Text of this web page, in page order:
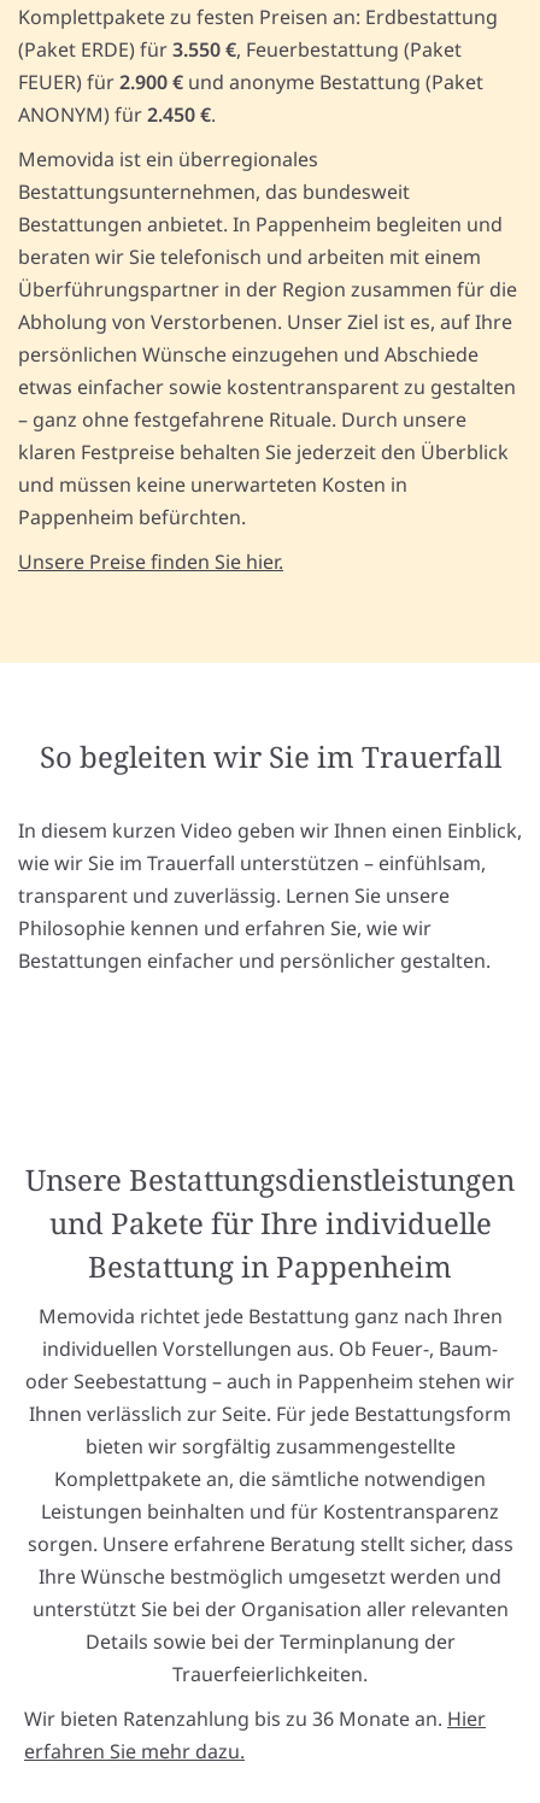
Komplettpakete zu festen Preisen an: Erdbestattung
(Paket ERDE) für3.550 €, Feuerbestattung (Paket
FEUER) für2.900 € und anonyme Bestattung (Paket
ANONYM) für2.450 €.
Memovida ist ein überregionales
Bestattungsunternehmen, das bundesweit
Bestattungen anbietet. In Pappenheim begleiten und
beraten wir Sie telefonisch und arbeiten mit einem
Überführungspartner in der Region zusammen für die
Abholung von Verstorbenen. Unser Ziel ist es, auf Ihre
persönlichen Wünsche einzugehen und Abschiede
etwas einfacher sowie kostentransparent zu gestalten
– ganz ohne festgefahrene Rituale. Durch unsere
klaren Festpreise behalten Sie jederzeit den Überblick
und müssen keine unerwarteten Kosten in
Pappenheim befürchten.
Unsere Preise finden Sie hier.
So begleiten wir Sie im Trauerfall
In diesem kurzen Video geben wir Ihnen einen Einblick,
wie wir Sie im Trauerfall unterstützen – einfühlsam,
transparent und zuverlässig. Lernen Sie unsere
Philosophie kennen und erfahren Sie, wie wir
Bestattungen einfacher und persönlicher gestalten.
Unsere Bestattungsdienstleistungen
und Pakete für Ihre individuelle
Bestattung in Pappenheim
Memovida richtet jede Bestattung ganz nach Ihren
individuellen Vorstellungen aus. Ob Feuer-, Baum-
oder Seebestattung – auch in Pappenheim stehen wir
Ihnen verlässlich zur Seite. Für jede Bestattungsform
bieten wir sorgfältig zusammengestellte
Komplettpakete an, die sämtliche notwendigen
Leistungen beinhalten und für Kostentransparenz
sorgen. Unsere erfahrene Beratung stellt sicher, dass
Ihre Wünsche bestmöglich umgesetzt werden und
unterstützt Sie bei der Organisation aller relevanten
Details sowie bei der Terminplanung der
Trauerfeierlichkeiten.
Wir bieten Ratenzahlung bis zu 36 Monate an. Hier
erfahren Sie mehr dazu.